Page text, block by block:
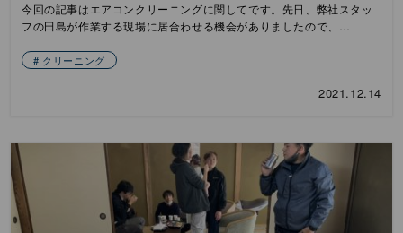
今回の記事はエアコンクリーニングに関してです。先日、弊社スタッ
フの田島が作業する現場に居合わせる機会がありましたので、…
クリーニング
2021.12.14